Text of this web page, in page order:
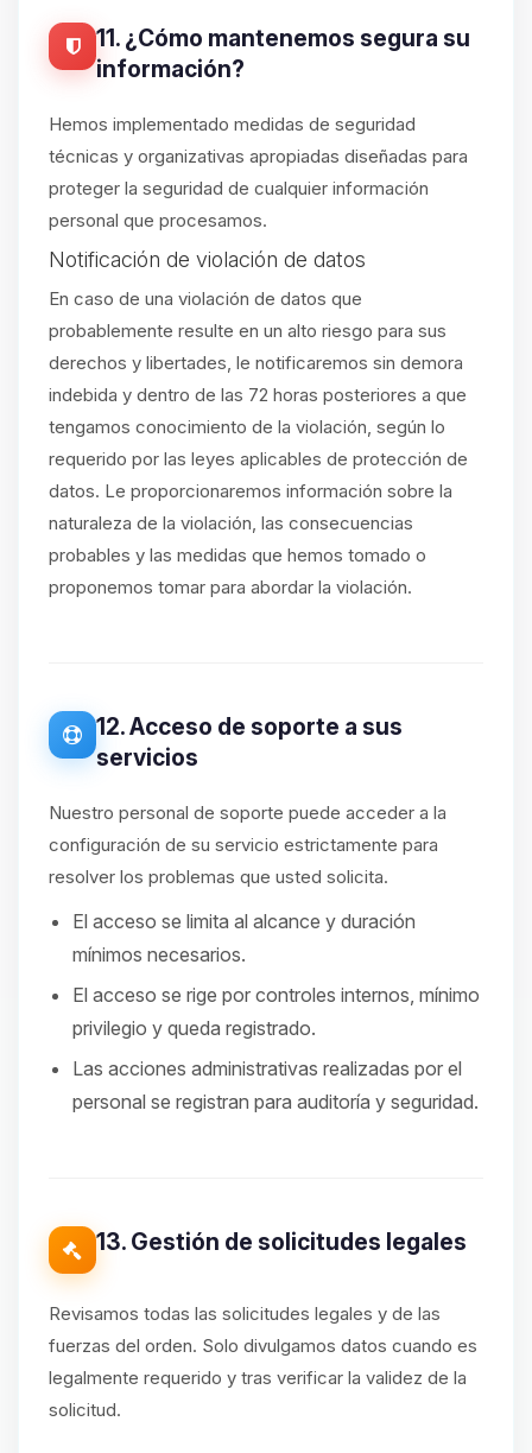
11. ¿Cómo mantenemos segura su
información?
Hemos implementado medidas de seguridad
técnicas y organizativas apropiadas diseñadas para
proteger la seguridad de cualquier información
personal que procesamos.
Notificación de violación de datos
En caso de una violación de datos que
probablemente resulte en un alto riesgo para sus
derechos y libertades, le notificaremos sin demora
indebida y dentro de las 72 horas posteriores a que
tengamos conocimiento de la violación, según lo
requerido por las leyes aplicables de protección de
datos. Le proporcionaremos información sobre la
naturaleza de la violación, las consecuencias
probables y las medidas que hemos tomado o
proponemos tomar para abordar la violación.
12. Acceso de soporte a sus
servicios
Nuestro personal de soporte puede acceder a la
configuración de su servicio estrictamente para
resolver los problemas que usted solicita.
El acceso se limita al alcance y duración
mínimos necesarios.
El acceso se rige por controles internos, mínimo
privilegio y queda registrado.
Las acciones administrativas realizadas por el
personal se registran para auditoría y seguridad.
13. Gestión de solicitudes legales
Revisamos todas las solicitudes legales y de las
fuerzas del orden. Solo divulgamos datos cuando es
legalmente requerido y tras verificar la validez de la
solicitud.